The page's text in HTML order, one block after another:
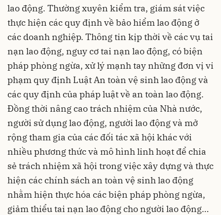
lao động. Thường xuyên kiểm tra, giám sát việc
thực hiện các quy định về bảo hiểm lao động ở
các doanh nghiệp. Thông tin kịp thời về các vụ tai
nạn lao động, nguy cơ tai nạn lao động, có biện
pháp phòng ngừa, xử lý mạnh tay những đơn vị vi
phạm quy định Luật An toàn vệ sinh lao động và
các quy định của pháp luật về an toàn lao động.
Đồng thời nâng cao trách nhiệm của Nhà nước,
người sử dụng lao động, người lao động và mở
rộng tham gia của các đối tác xã hội khác với
nhiều phương thức và mô hình linh hoạt để chia
sẻ trách nhiệm xã hội trong việc xây dựng và thực
hiện các chính sách an toàn vệ sinh lao động
nhằm hiện thực hóa các biện pháp phòng ngừa,
giảm thiểu tai nạn lao động cho người lao động…